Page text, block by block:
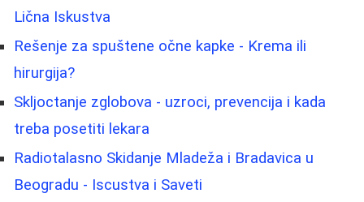
Lična Iskustva
Rešenje za spuštene očne kapke - Krema ili
hirurgija?
Skljoctanje zglobova - uzroci, prevencija i kada
treba posetiti lekara
Radiotalasno Skidanje Mladeža i Bradavica u
Beogradu - Iscustva i Saveti